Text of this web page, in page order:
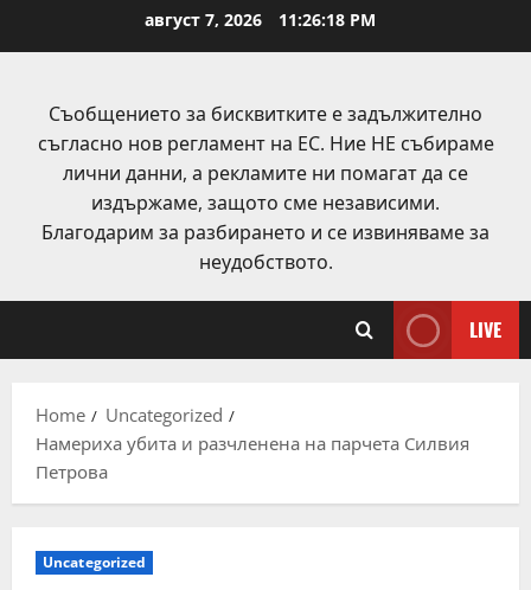
август 7, 2026 11:26:18 PM
Съобщението за бисквитките е задължително
съгласно нов регламент на ЕС. Ние НЕ събираме
лични данни, а рекламите ни помагат да се
издържаме, защото сме независими.
Благодарим за разбирането и се извиняваме за
неудобството.
LIVE
Home
Uncategorized
Намериха убита и разчленена на парчета Силвия
Петрова
Uncategorized